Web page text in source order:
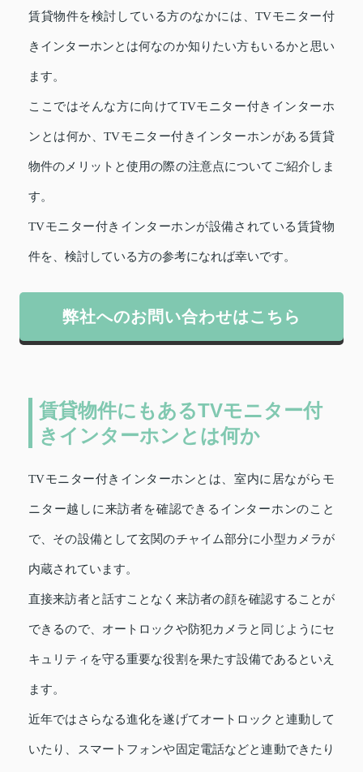
賃貸物件を検討している方のなかには、TVモニター付
きインターホンとは何なのか知りたい方もいるかと思い
ます。
ここではそんな方に向けてTVモニター付きインターホ
ンとは何か、TVモニター付きインターホンがある賃貸
物件のメリットと使用の際の注意点についてご紹介しま
す。
TVモニター付きインターホンが設備されている賃貸物
件を、検討している方の参考になれば幸いです。
弊社へのお問い合わせはこちら
賃貸物件にもあるTVモニター付
きインターホンとは何か
TVモニター付きインターホンとは、室内に居ながらモ
ニター越しに来訪者を確認できるインターホンのこと
で、その設備として玄関のチャイム部分に小型カメラが
内蔵されています。
直接来訪者と話すことなく来訪者の顔を確認することが
できるので、オートロックや防犯カメラと同じようにセ
キュリティを守る重要な役割を果たす設備であるといえ
ます。
近年ではさらなる進化を遂げてオートロックと連動して
いたり、スマートフォンや固定電話などと連動できたり